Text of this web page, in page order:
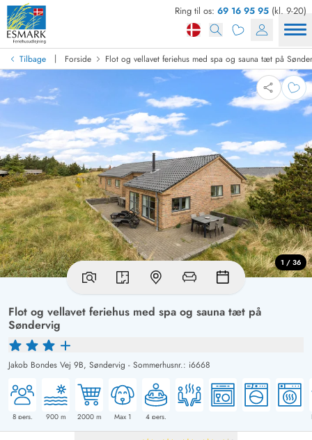
Ring til os: 69 16 95 95 (kl. 9-20)
Tilbage | Forside Flot og vellavet feriehus med spa og sauna tæt på
Flot og vellavet feriehus med spa og sauna tæt på
Søndervig
Jakob Bondes Vej 9B, Søndervig - Sommerhusnr.: i6668
8pers. 900m 2000m Max 1 4 pers.
1 / 36